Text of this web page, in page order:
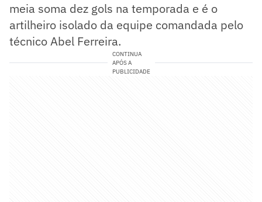
meia soma dez gols na temporada e é o
artilheiro isolado da equipe comandada pelo
técnico Abel Ferreira.
CONTINUA
APÓS A
PUBLICIDADE